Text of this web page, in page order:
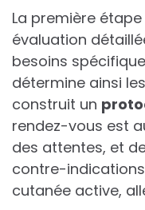
La première
évaluation
besoins
détermine ainsi
construit un
rendez-vous est
des attentes, et
contre-
cutanée active,